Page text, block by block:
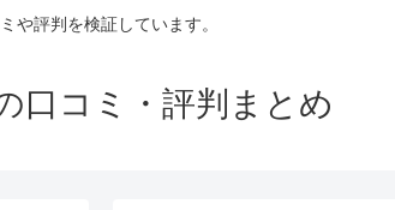
や評判を検証しています。
口コミ・評判まとめ